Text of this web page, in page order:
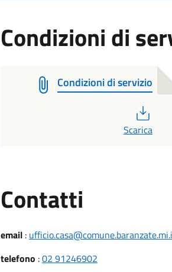
Condizioni di
Condizioni di servizio
Scarica
Contatti
email:
telefono :02 91246902